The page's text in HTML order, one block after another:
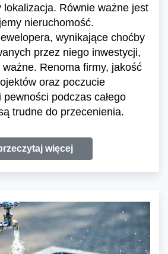
lokalizacja. Równie ważne jest
nieruchomość.
wynikające choćby
przez niego inwestycji,
Renoma firmy, jakość
oraz poczucie
podczas całego
trudne do przecenienia.
więcej